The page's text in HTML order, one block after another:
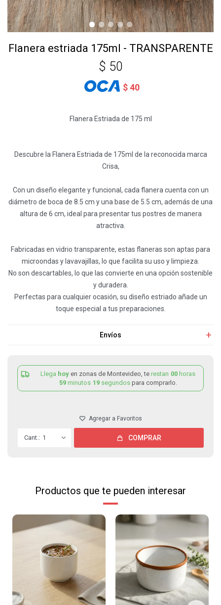
Flanera estriada 175ml - TRANSPARENTE
$ 50
$40
Flanera Estriada de 175 ml
Descubre la Flanera Estriada de 175ml de la reconocida marca
Crisa,
Con un diseño elegante y funcional, cada flanera cuenta con un
diámetro de boca de 8.5 cm y una base de 5.5 cm, además de una
altura de 6 cm, ideal para presentar tus postres de manera
atractiva.
Fabricadas en vidrio transparente, estas flaneras son aptas para
microondas y lavavajillas, lo que facilita su uso y limpieza.
No son descartables, lo que las convierte en una opción sostenible
y duradera.
Perfectas para cualquier ocasión, su diseño estriado añade un
toque especial a tus preparaciones.
Envíos
Llega hoy en zonas de Montevideo, te restan 00 horas
59 minutos 19 segundos para comprarlo.
1 COMPRAR
Productos que te pueden interesar